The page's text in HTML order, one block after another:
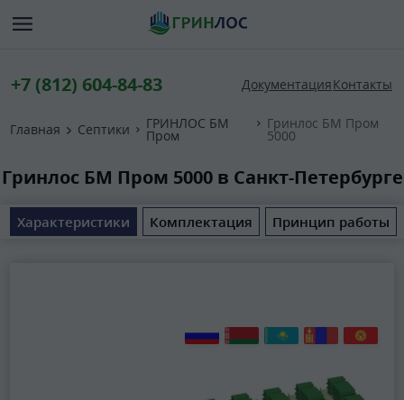
+7 (812) 604-84-83 ДокументацияКонтакты
Главная Септики ГРИНЛОС БМ
Пром
Гринлос БМ Пром
5000
Гринлос БМ Пром 5000 в Санкт-Петербурге
Характеристики Комплектация Принцип работы